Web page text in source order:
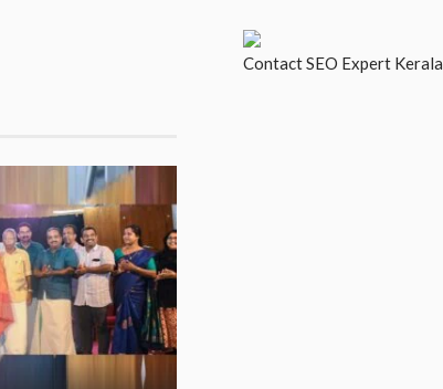
ContactSEO Expert Kerala